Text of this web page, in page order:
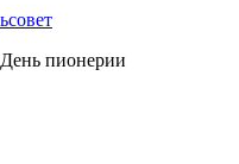
День пионерии